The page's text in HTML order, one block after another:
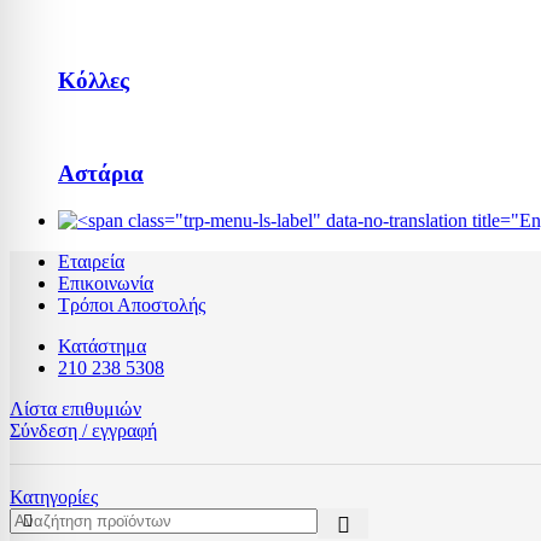
Κόλλες
Αστάρια
Εταιρεία
Επικοινωνία
Τρόποι Αποστολής
Κατάστημα
210 238 5308
Λίστα επιθυμιών
Σύνδεση / εγγραφή
Κατηγορίες